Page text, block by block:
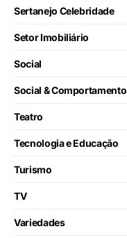
Sertanejo Celebridade
Setor Imobiliário
Social
Social & Comportamento
Teatro
Tecnologia e Educação
Turismo
TV
Variedades